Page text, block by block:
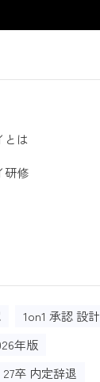
とは
研修
1on1 承認 設計
年版
27卒 内定辞退